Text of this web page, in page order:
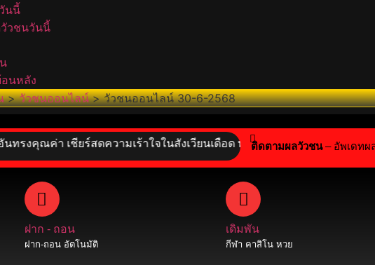
นนี้
วชนวันนี้
นหลัง
>วัวชนออนไลน์>วัวชนออนไลน์ 30-6-2568
เชียร์สดความเร้าใจในสังเวียนเดือด พร้อมลุ้นเดิมพันสุดมันส์ไปกับเรา!
ติดตามผลวัวชน– อัพเดทผ
ฝาก - ถอน
ฝาก-ถอน อัตโนมัติ
เดิมพัน
กีฬา คาสิโน หวย